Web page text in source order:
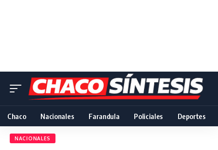
Chaco Nacionales Farandula Policiales Deportes
NACIONALES